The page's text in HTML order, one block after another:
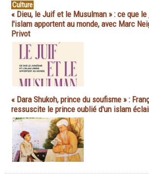
Culture
« Dieu, le Juif et le Musulman » : ce que
l'islam apportent au monde, avec Marc
Privot
« Dara Shukoh, prince du soufisme » :
ressuscite le prince oublié d'un islam